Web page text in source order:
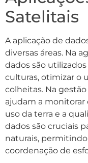
Satelitais
A aplicação de
diversas áreas. Na
dados são
culturas, otimizar o
colheitas. Na
ajudam a
uso da terra e a
dados são cruciais
naturais, permitindo
coordenação de